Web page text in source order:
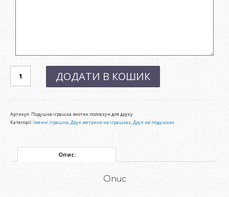
Подушка
єнотик
кількість
ДОДАТИ В КОШИК
Артикул: Подушка іграшка єнотик полоскун для друку
Категорії: Іменні іграшки,Друк метрики на іграшках,Друк на подушках
Опис:
Опис